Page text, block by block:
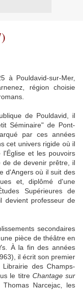
à Pouldavid-sur-Mer,
région choisie
de Pouldavid, il
Séminaire" de Pont-
par ces années
cet univers rigide où il
l'Église et les pouvoirs
de de devenir prêtre, il
d'Angers où il suit des
et, diplômé d'une
Supérieures de
devient professeur de
secondaires
pièce de théâtre en
À la fin des années
il écrit son premier
des Champs-
le titre Chantage sur
Narcejac, les